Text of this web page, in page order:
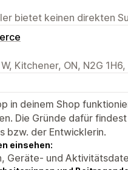
bietet keinen direkten
Kitchener, ON, N2G 1H6,
in deinem Shop
Die Gründe dafür
bzw. der Entwicklerin.
einsehen:
Geräte- und